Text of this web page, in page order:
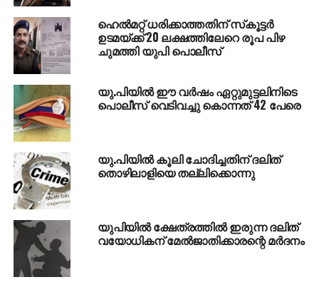
RELATED TOPICS: HANUMAN UTTARPRADESH
ഹെല്‍മറ്റ് ധരിക്കാത്തതിന് സ്‌കൂട്ടര്‍
ഉടമയ്ക്ക് 20 ലക്ഷത്തിലേറെ രൂപ പിഴ
ചുമത്തി യുപി പൊലീസ്
യു.പിയില്‍ ഈ വര്‍ഷം ഏറ്റുമുട്ടലിനിടെ
പൊലീസ് വെടിവച്ചു കൊന്നത് 42 പേരെ
യു.പിയില്‍ കൂലി ചോദിച്ചതിന് ദലിത്
തൊഴിലാളിയെ തല്ലിക്കൊന്നു
യുപിയില്‍ ക്ഷേത്രത്തില്‍ ഇരുന്ന ദലിത്
വയോധികന് മേല്‍ജാതിക്കാരന്റെ മര്‍ദനം